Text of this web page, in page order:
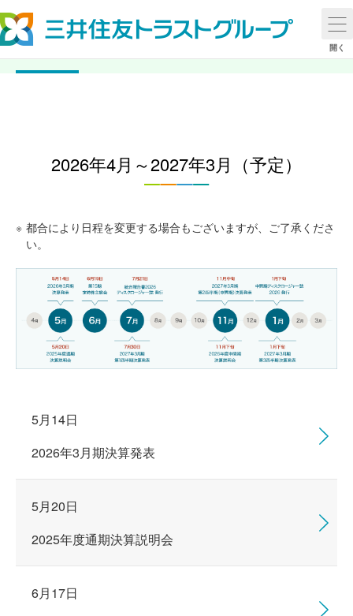
開く
IRカレンダー
2026年4月～2027年3月（予定）
※ 都合により日程を変更する場合もございますが、ご了承くださ
い。
5月14日
2026年3月期決算発表
5月20日
2025年度通期決算説明会
6月17日